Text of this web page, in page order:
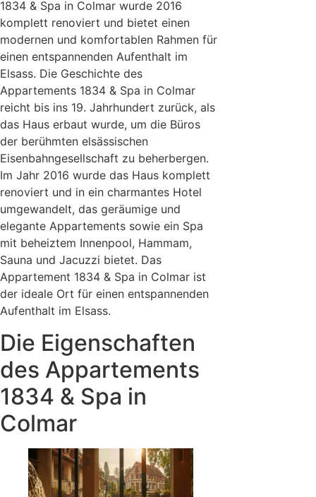
1834 & Spa in Colmar wurde 2016
komplett renoviert und bietet einen
modernen und komfortablen Rahmen für
einen entspannenden Aufenthalt im
Elsass. Die Geschichte des
Appartements 1834 & Spa in Colmar
reicht bis ins 19. Jahrhundert zurück, als
das Haus erbaut wurde, um die Büros
der berühmten elsässischen
Eisenbahngesellschaft zu beherbergen.
Im Jahr 2016 wurde das Haus komplett
renoviert und in ein charmantes Hotel
umgewandelt, das geräumige und
elegante Appartements sowie ein Spa
mit beheiztem Innenpool, Hammam,
Sauna und Jacuzzi bietet. Das
Appartement 1834 & Spa in Colmar ist
der ideale Ort für einen entspannenden
Aufenthalt im Elsass.
Die Eigenschaften
des Appartements
1834 & Spa in
Colmar